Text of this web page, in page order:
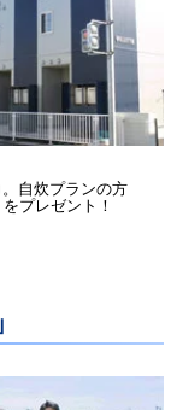
自炊プランの方
プレゼント！